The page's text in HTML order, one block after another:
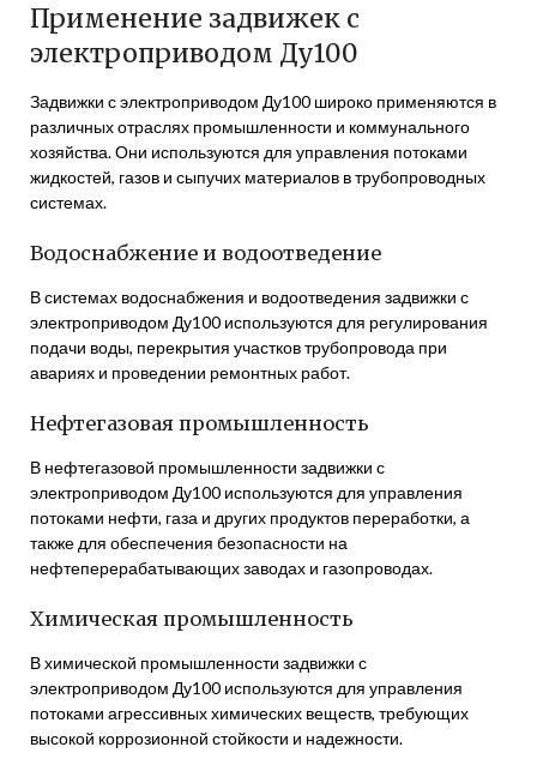
Применение задвижек с
электроприводом Ду100
Задвижки с электроприводом Ду100 широко применяются в
различных отраслях промышленности и коммунального
хозяйства. Они используются для управления потоками
жидкостей, газов и сыпучих материалов в трубопроводных
системах.
Водоснабжение и водоотведение
В системах водоснабжения и водоотведения задвижки с
электроприводом Ду100 используются для регулирования
подачи воды, перекрытия участков трубопровода при
авариях и проведении ремонтных работ.
Нефтегазовая промышленность
В нефтегазовой промышленности задвижки с
электроприводом Ду100 используются для управления
потоками нефти, газа и других продуктов переработки, а
также для обеспечения безопасности на
нефтеперерабатывающих заводах и газопроводах.
Химическая промышленность
В химической промышленности задвижки с
электроприводом Ду100 используются для управления
потоками агрессивных химических веществ, требующих
высокой коррозионной стойкости и надежности.